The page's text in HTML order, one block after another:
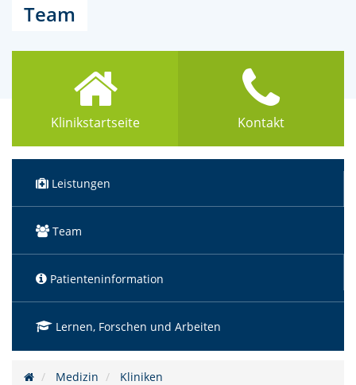
Team
Klinikstartseite Kontakt
Leistungen
Team
Patienteninformation
Lernen, Forschen und Arbeiten
Medizin
Kliniken